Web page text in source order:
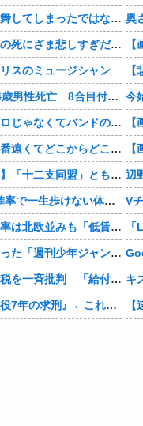
【豊臣兄弟！】敵を鼓舞してしまったではないか・・・？
【豊臣兄弟！】与一郎の死にざま悲しすぎだろ・・・？
スのミュージシャン
富士登山ツアー中に64歳男性死亡 8合目付近で意識失う
ワイ「米津玄師ってソロじゃなくてバンドのボーカルならよかったよね」
お前ら自宅から車で一番遠くてどこからどこまで行ったことある？
【仮面ライダーマイス】「十二支同盟」とも戦うらしいけど
骨延長手術「0.2％の確率で一生歩けない体になるけど足が10cm伸びます」←コスパ良すぎるだろ
【経済】女性の労働力率は北欧並みも「低賃金依存」の限界 団塊世代の完全引退で、企業が迫られる“最後の選択”
かつて６５０万部を誇った「週刊少年ジャンプ」、発行部数が初の100万部割れ
【政治】野党、消費減税を一斉批判 「給付優先」「財源示せ」
『ジャンポケ斉藤、懲役7年の求刑』←これｗｗｗｗｗｗｗｗｗｗｗｗｗｗｗｗｗｗ
今
V